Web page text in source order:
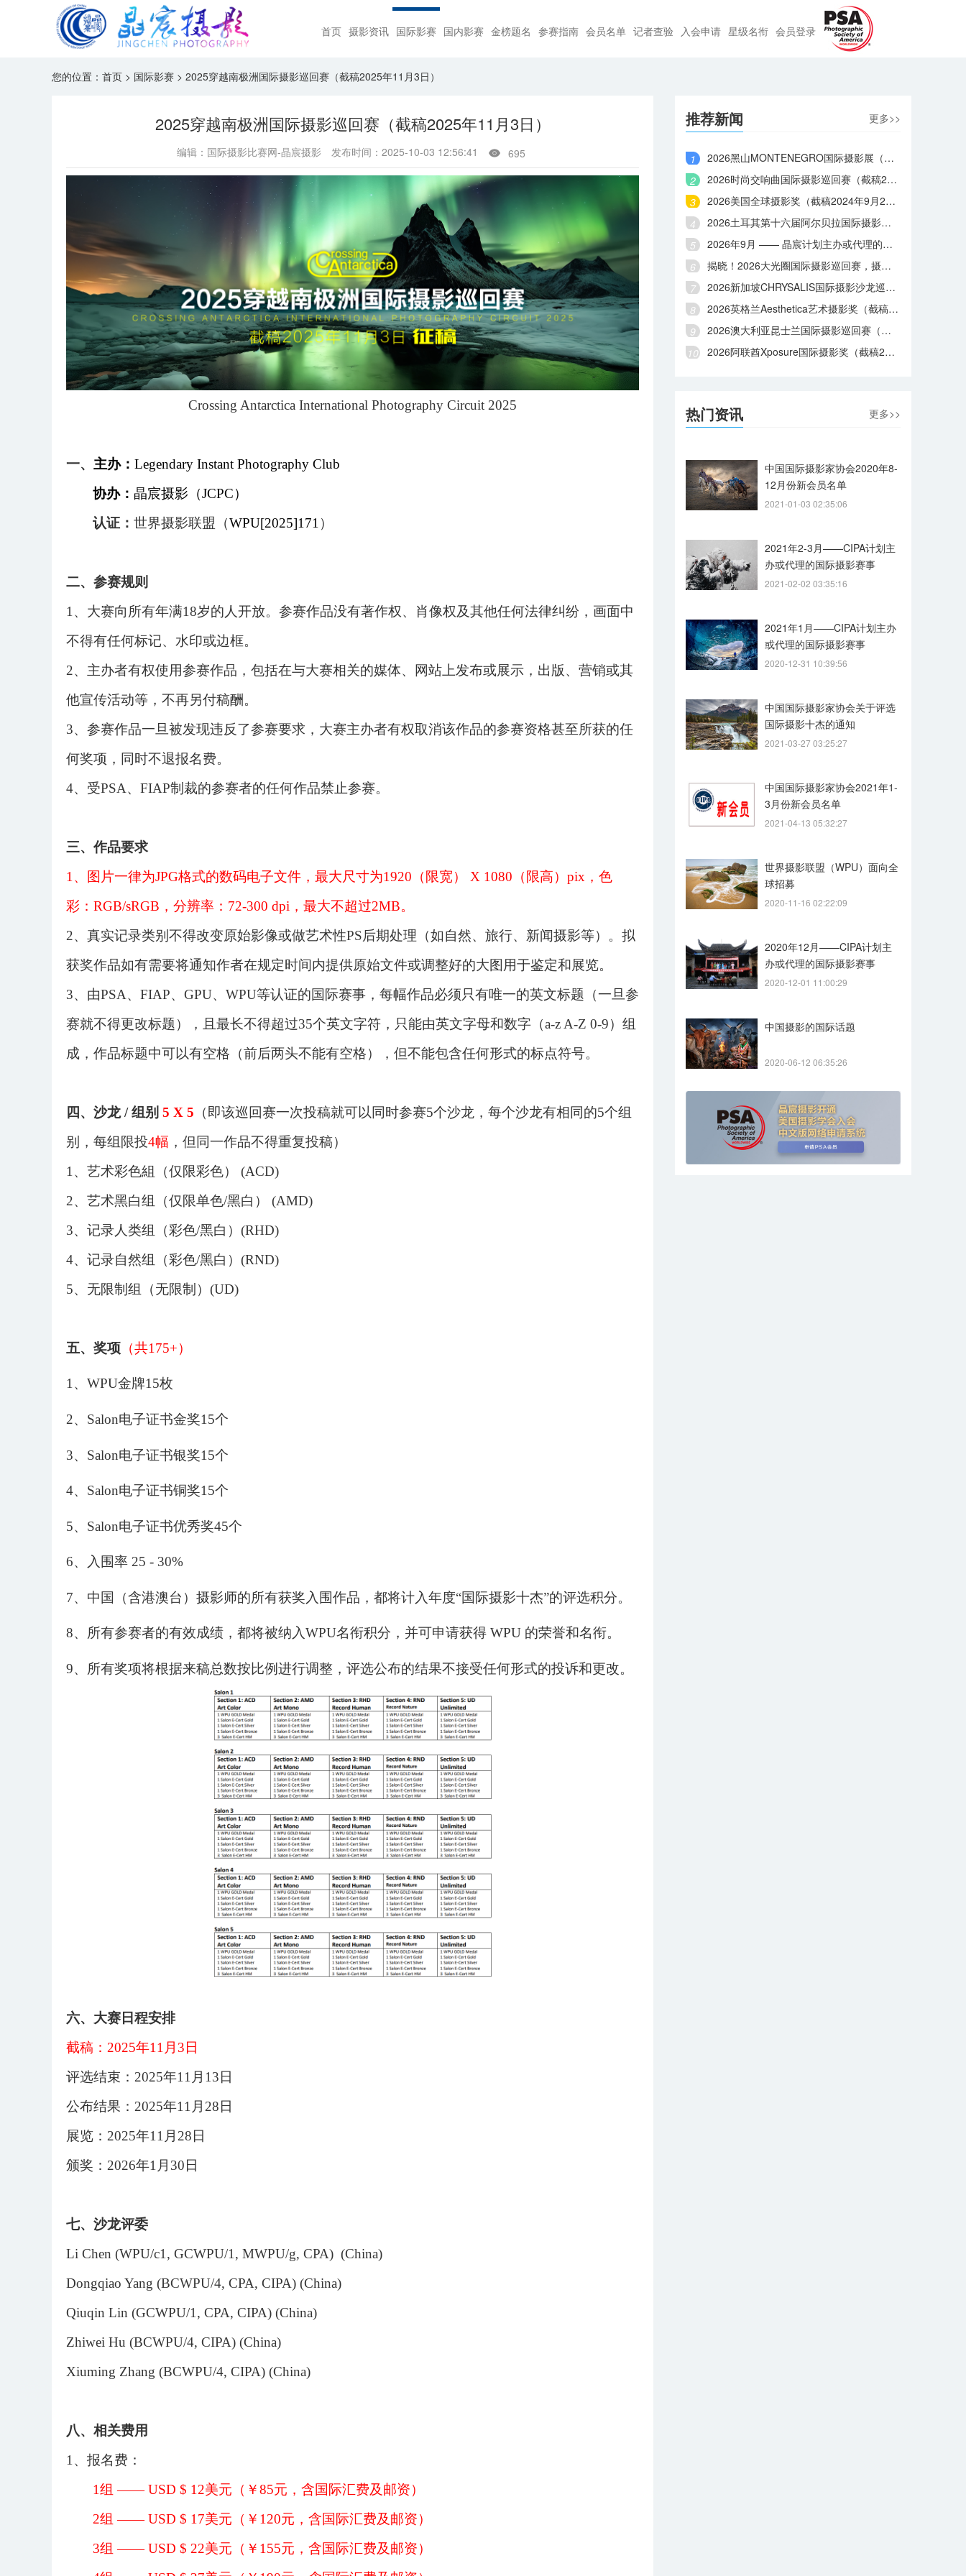
首页 摄影资讯 国际影赛 国内影赛 金榜题名 参赛指南 会员名单 记者查验 入会申请 星级名衔 会员登录
您的位置： 首页 > 国际影赛 > 2025穿越南极洲国际摄影巡回赛（截稿2025年11月3日）
2025穿越南极洲国际摄影巡回赛（截稿2025年11月3日）
编辑：国际摄影比赛网-晶宸摄影 发布时间：2025-10-03 12:56:41  695
Crossing Antarctica International Photography Circuit 2025
一、 主办： Legendary Instant Photography Club
协办： 晶宸摄影（JCPC）
认证：世界摄影联盟（WPU[2025]1 71 ）
二、参赛规则
1、大赛向所有年满18岁的人开放。参赛作品没有著作权、肖像权及其他任何法律纠纷，画面中
不得有任何标记、水印或边框。
2、主办者有权使用参赛作品，包括在与大赛相关的媒体、网站上发布或展示，出版、营销或其
他宣传活动等，不再另付稿酬。
3、参赛作品一旦被发现违反了参赛要求，大赛主办者有权取消该作品的参赛资格甚至所获的任
何奖项，同时不退报名费。
4、受PSA、FIAP制裁的参赛者的任何作品禁止参赛。
三、作品要求
1、图片一律为JPG格式的数码电子文件，最大尺寸为1920（限宽） X 1080（限高）pix，色
彩：RGB/sRGB，分辨率：72-300 dpi，最大不超过2MB。
2、真实记录类别不得改变原始影像或做艺术性PS后期处理（如自然、旅行、新闻摄影等）。拟
获奖作品如有需要将通知作者在规定时间内提供原始文件或调整好的大图用于鉴定和展览。
3、由PSA、FIAP、GPU、WPU等认证的国际赛事，每幅作品必须只有唯一的英文标题（一旦参
赛就不得更改标题），且最长不得超过35个英文字符，只能由英文字母和数字（a-z A-Z 0-9）组
成，作品标题中可以有空格（前后两头不能有空格），但不能包含任何形式的标点符号。
四、沙龙/ 组别 5 X 5 （即该巡回赛一次投稿就可以同时参赛5个沙龙，每个沙龙有相同的5个组
别，每组限投4幅 ，但同一作品不得重复投稿）
1、 艺术彩色組（仅限彩色）
(ACD)
2、 艺术黑白组 （仅限单色/黑白） (AMD)
3、 记录人类组（彩色/黑白） (RHD)
4、 记录自然组（彩色/黑白） (RND)
5、 无限制 组（无限制 ） (UD)
五、奖项 （共175+）
1、WPU金牌15枚
2、Salon电子证书金奖15个
3、Salon电子证书银奖15个
4、Salon电子证书铜奖15个
5、Salon电子证书优秀奖45个
6、入围率 25 - 30%
7、中国（含港澳台）摄影师的所有获奖入围作品，都将计入年度“国际摄影十杰”的评选积分。
8、所有参赛者的有效成绩，都将被纳入WPU名衔积分，并可申请获得 WPU 的荣誉和名衔。
9、所有奖项将根据来稿总数按比例进行调整，评选公布的结果不接受任何形式的投诉和更改。
六、大赛日程安排
截稿： 2025年11 月 3日
评选结束： 2025年11 月 13日
公布结果： 2025年11 月 28日
展览： 2025年11 月 28日
颁奖： 2026年1 月 30日
七、 沙龙评委
Li Chen (WPU/c1, GCWPU/1, MWPU/g, CPA) (China)
Dongqiao Yang (BCWPU/4, CPA, CIPA) (China)
Qiuqin Lin (GCWPU/1, CPA, CIPA) (China)
Zhiwei Hu (BCWPU/4, CIPA) (China)
Xiuming Zhang (BCWPU/4, CIPA) (China)
八、相关费用
1、报名费：
1组 —— USD $ 12美元（￥85元，含国际汇费及邮资）
2组 —— USD $ 17美元（￥120元，含国际汇费及邮资）
3组 —— USD $ 22美元（￥155元，含国际汇费及邮资）
推荐新闻 更多>>
2026黑山MONTENEGRO国际摄影展（截稿2026年9月6日）
2026时尚交响曲国际摄影巡回赛（截稿2026年9月3日）
2026美国全球摄影奖（截稿2024年9月2日）
2026土耳其第十六届阿尔贝拉国际摄影大赛（截稿2023年9月1日）
2026年9月 —— 晶宸计划主办或代理的国际摄影赛事
揭晓！2026大光圈国际摄影巡回赛，摄影师王献艺、屈鹏程等摘金
2026新加坡CHRYSALIS国际摄影沙龙巡回赛（截稿2026年8月31日）
2026英格兰Aesthetica艺术摄影奖（截稿2026年8月29日）
2026澳大利亚昆士兰国际摄影巡回赛（截稿2026年8月28日）
2026阿联酋Xposure国际摄影奖（截稿2026年8月27日）
热门资讯 更多>>
中国国际摄影家协会2020年8-
12月份新会员名单
2021-01-03 02:35:06
2021年2-3月——CIPA计划主
办或代理的国际摄影赛事
2021-02-02 03:35:16
2021年1月——CIPA计划主办
或代理的国际摄影赛事
2020-12-31 10:39:56
中国国际摄影家协会关于评选
国际摄影十杰的通知
2021-03-27 03:25:27
中国国际摄影家协会2021年1-
3月份新会员名单
2021-04-13 05:32:27
世界摄影联盟（WPU）面向全
球招募
2020-11-16 02:22:09
2020年12月——CIPA计划主
办或代理的国际摄影赛事
2020-12-01 11:00:29
中国摄影的国际话题
2020-06-12 06:35:26